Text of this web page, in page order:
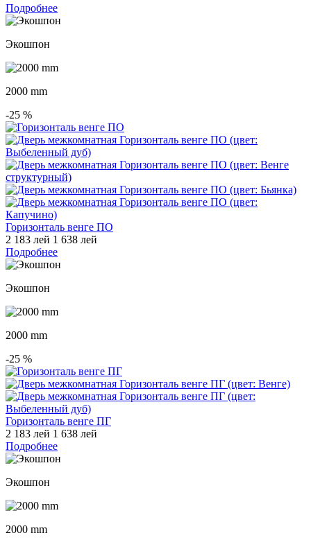
Подробнее
Экошпон
2000 mm
-25 %
Горизонталь венге ПО
2 183 лей 1 638 лей
Подробнее
Экошпон
2000 mm
-25 %
Горизонталь венге ПГ
2 183 лей 1 638 лей
Подробнее
Экошпон
2000 mm